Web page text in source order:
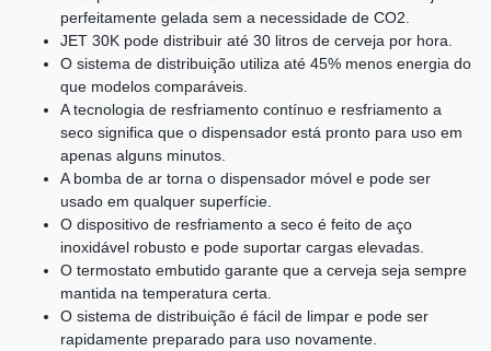
perfeitamente gelada sem a necessidade de CO2.
JET 30K pode distribuir até 30 litros de cerveja por hora.
O sistema de distribuição utiliza até 45% menos energia do
que modelos comparáveis.
A tecnologia de resfriamento contínuo e resfriamento a
seco significa que o dispensador está pronto para uso em
apenas alguns minutos.
A bomba de ar torna o dispensador móvel e pode ser
usado em qualquer superfície.
O dispositivo de resfriamento a seco é feito de aço
inoxidável robusto e pode suportar cargas elevadas.
O termostato embutido garante que a cerveja seja sempre
mantida na temperatura certa.
O sistema de distribuição é fácil de limpar e pode ser
rapidamente preparado para uso novamente.